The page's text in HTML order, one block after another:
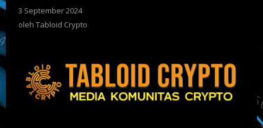
3 September 2024
oleh Tabloid Crypto